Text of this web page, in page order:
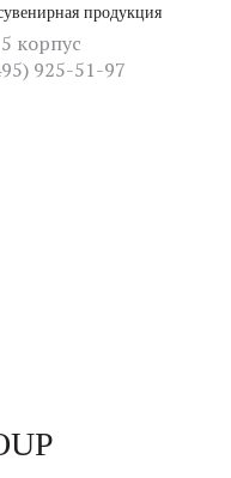
продукция
5 корпус
925-51-97